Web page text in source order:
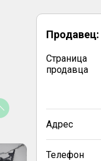
Продавец:
Страница
продавца
Адрес
Телефон